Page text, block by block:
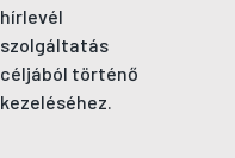
hírlevél
szolgáltatás
céljából történő
kezeléséhez.